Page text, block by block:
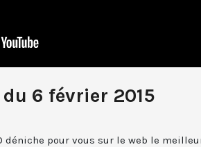
6 février 2015
déniche pour vous sur le web le